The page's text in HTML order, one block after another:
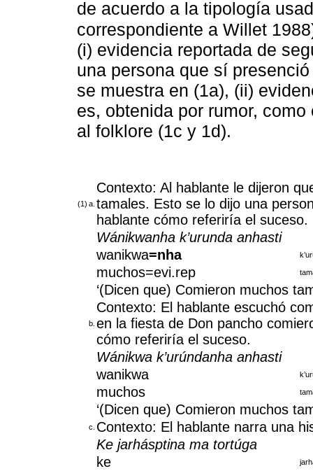
de acuerdo a la tipología
correspondiente a Willet
(i) evidencia reportada de
una persona que sí
se muestra en (1a), (ii)
es, obtenida por rumor,
al folklore (1c y 1d).
(1) a.
Contexto: Al hablante le dijeron
tamales. Esto se lo dijo una
hablante cómo referiría el suceso.
Wánikwanha k’urunda anhasti
wanikwa=nha
muchos=evi.rep
‘(Dicen que) Comieron muchos
b.
Contexto: El hablante escuchó
en la fiesta de Don pancho
cómo referiría el suceso.
Wánikwa k’urúndanha anhasti
wanikwa
muchos
‘(Dicen que) Comieron muchos
c. Contexto: El hablante narra una
Ke jarhásptina ma tortúga
ke